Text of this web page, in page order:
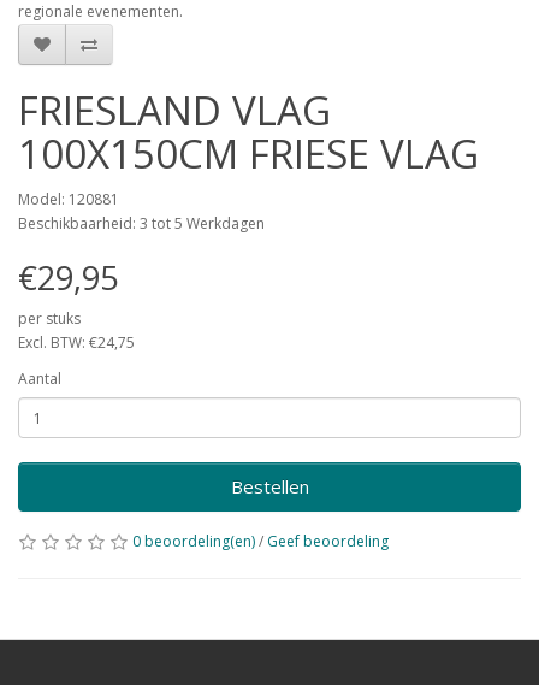
regionale evenementen.
FRIESLAND VLAG
100X150CM FRIESE VLAG
Model: 120881
Beschikbaarheid: 3 tot 5 Werkdagen
€29,95
per stuks
Excl. BTW: €24,75
Aantal
Bestellen
0 beoordeling(en)/ Geef beoordeling